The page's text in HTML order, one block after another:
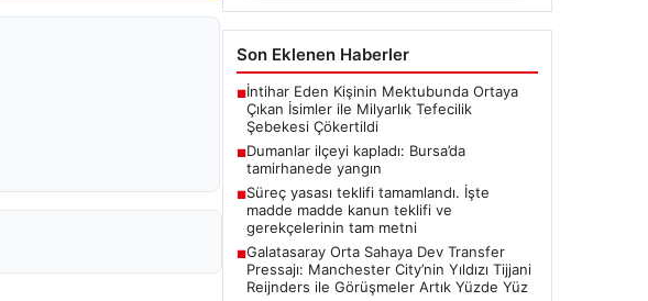
Son Eklenen Haberler
■İntihar Eden Kişinin Mektubunda Ortaya
Çıkan İsimler ile Milyarlık Tefecilik
Şebekesi Çökertildi
■Dumanlar ilçeyi kapladı: Bursa’da
tamirhanede yangın
■Süreç yasası teklifi tamamlandı. İşte
madde madde kanun teklifi ve
gerekçelerinin tam metni
■Galatasaray Orta Sahaya Dev Transfer
Pressajı: Manchester City’nin Yıldızı Tijjani
Reijnders ile Görüşmeler Artık Yüzde Yüz